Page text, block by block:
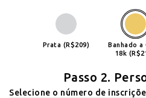
Prata (R$209)
Banhado a
18k
Passo 2.
Selecione o número de